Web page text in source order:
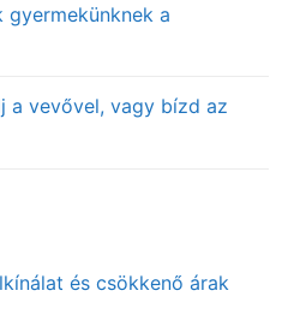
gyermekünknek a
a vevővel, vagy bízd az
és csökkenő árak